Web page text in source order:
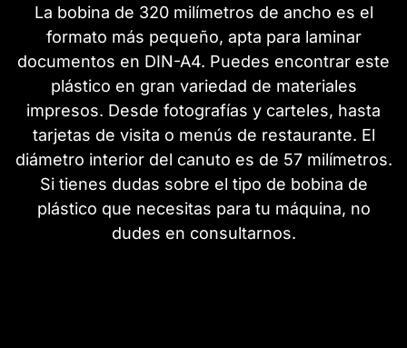
La bobina de 320 milímetros de ancho es el
formato más pequeño, apta para laminar
documentos en DIN-A4. Puedes encontrar este
plástico en gran variedad de materiales
impresos. Desde fotografías y carteles, hasta
tarjetas de visita o menús de restaurante. El
diámetro interior del canuto es de 57 milímetros.
Si tienes dudas sobre el tipo de bobina de
plástico que necesitas para tu máquina, no
dudes en consultarnos.